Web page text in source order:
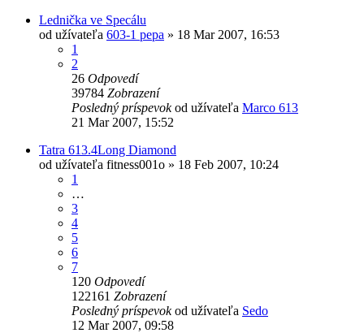
Lednička ve Specálu
od užívateľa 603-1 pepa » 18 Mar 2007, 16:53
1
2
26 Odpovedí
39784 Zobrazení
Posledný príspevokod užívateľa Marco 613
21 Mar 2007, 15:52
Tatra 613.4Long Diamond
od užívateľa fitness001o » 18 Feb 2007, 10:24
1
…
3
4
5
6
7
120 Odpovedí
122161 Zobrazení
Posledný príspevokod užívateľa Sedo
12 Mar 2007, 09:58